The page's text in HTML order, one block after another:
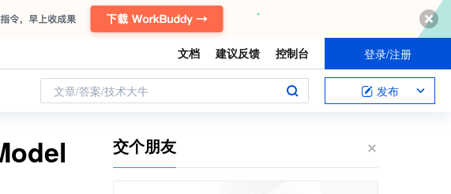
文档 建议反馈 控制台 登录/注册
文章/答案/技术大牛 发布
交个朋友